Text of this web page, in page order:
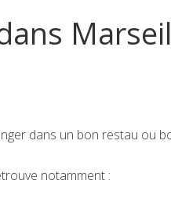
dans un bon restau ou
notamment :